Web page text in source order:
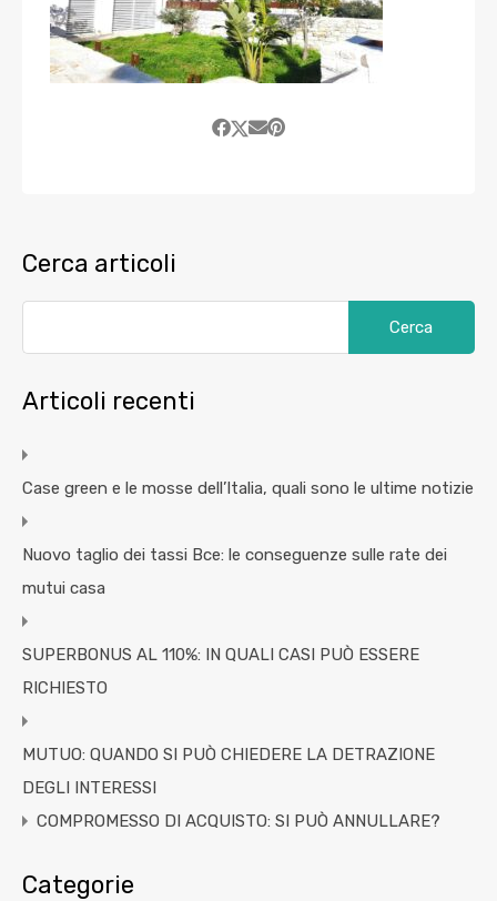
Cerca articoli
Articoli recenti
Case green e le mosse dell’Italia, quali sono le ultime notizie
Nuovo taglio dei tassi Bce: le conseguenze sulle rate dei
mutui casa
SUPERBONUS AL 110%: IN QUALI CASI PUÒ ESSERE
RICHIESTO
MUTUO: QUANDO SI PUÒ CHIEDERE LA DETRAZIONE
DEGLI INTERESSI
COMPROMESSO DI ACQUISTO: SI PUÒ ANNULLARE?
Categorie